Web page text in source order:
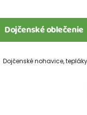
Dojčenské oblečenie
Dojčenské nohavice,